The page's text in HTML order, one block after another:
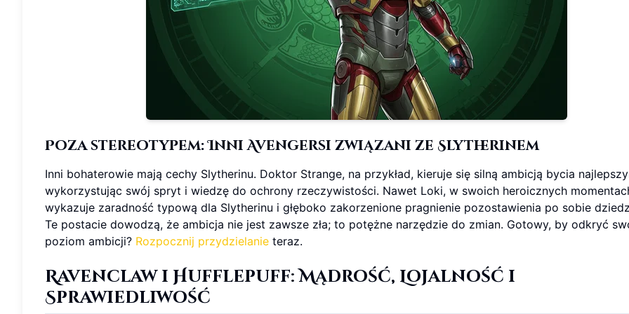
Poza stereotypem: Inni Avengersi związani ze Slytherinem
Inni bohaterowie mają cechy Slytherinu. Doktor Strange, na przykład, kieruje się silną ambicją bycia
wykorzystując swój spryt i wiedzę do ochrony rzeczywistości. Nawet Loki, w swoich heroicznych
wykazuje zaradność typową dla Slytherinu i głęboko zakorzenione pragnienie pozostawienia po sobie
Te postacie dowodzą, że ambicja nie jest zawsze zła; to potężne narzędzie do zmian. Gotowy, by odkryć
poziom ambicji? Rozpocznij przydzielanie teraz.
Ravenclaw i Hufflepuff:Mądrość, Lojalność i
Sprawiedliwość